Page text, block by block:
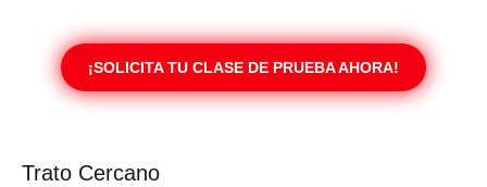
¡SOLICITA TU CLASE DE PRUEBA AHORA!
Trato Cercano